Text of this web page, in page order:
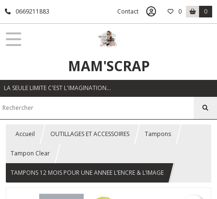
0669211883 Contact 0 0
MAM'SCRAP
LA SEULE LIMITE C'EST L'IMAGINATION…
Accueil OUTILLAGES ET ACCESSOIRES Tampons
Tampon Clear
TAMPONS 12 MOIS POUR UNE ANNEE L’ENCRE & L’IMAGE